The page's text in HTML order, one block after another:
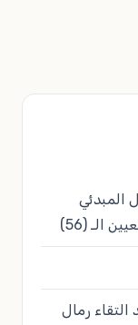
المبدئي
الـ (56)
رمال